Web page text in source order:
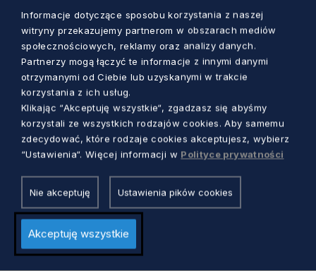
Zobacz również
KULTURA
Informacje dotyczące sposobu korzystania z naszej
witryny przekazujemy partnerom w obszarach mediów
społecznościowych, reklamy oraz analizy danych.
Partnerzy mogą łączyć te informacje z innymi danymi
otrzymanymi od Ciebie lub uzyskanymi w trakcie
korzystania z ich usług.
Klikając “Akceptuję wszystkie“, zgadzasz się abyśmy
korzystali ze wszystkich rodzajów cookies. Aby samemu
zdecydować, które rodzaje cookies akceptujesz, wybierz
“Ustawienia“. Więcej informacji w Polityce prywatności
Nie akceptuję Ustawienia pików cookies
Akceptuję wszystkie